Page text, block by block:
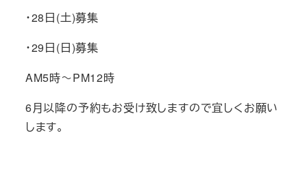
・28日(土)募集
・29日(日)募集
AM5時～PM12時
6月以降の予約もお受け致しますので宜しくお願い
します。